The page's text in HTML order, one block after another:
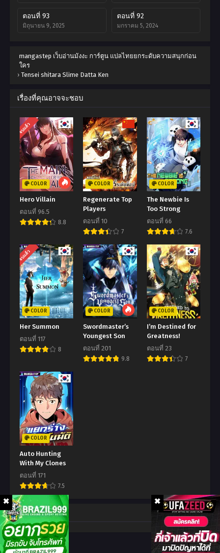
ตอนที่ 93
มิถุนายน 9, 2025
ตอนที่ 92
มกราคม 5, 2024
มกราคม 5, 2024 มกราคม 5, 2024
ตอนที่ 89
ตอนที่ 87.5
มกราคม 5, 2024
ตอนที่ 87
มกราคม 5, 2024
ตอนที่ 86
มกราคม 5, 2024
ตอนที่ 85
มกราคม 5, 2024
ตอนที่ 84
มกราคม 5, 2024
ตอนที่ 83
มกราคม 5, 2024
ตอนที่ 82
มกราคม 5, 2024
ตอนที่ 81
มกราคม 5, 2024
ตอนที่ 80
มกราคม 5, 2024
ตอนที่ 78
มกราคม 5, 2024
ตอนที่ 77
มกราคม 5, 2024
ตอนที่ 76
มกราคม 5, 2024
ตอนที่ 75
มกราคม 5, 2024
ตอนที่ 74
มกราคม 5, 2024
ตอนที่ 73
มกราคม 5, 2024
ตอนที่ 72
มกราคม 5, 2024
ตอนที่ 70.5
มกราคม 5, 2024
ตอนที่ 69
มกราคม 5, 2024
ตอนที่ 67
มกราคม 5, 2024
ตอนที่ 65
มกราคม 5, 2024
ตอนที่ 63
มกราคม 5, 2024
ตอนที่ 61
มกราคม 5, 2024 มกราคม 5, 2024
mangastep เว็บอ่านมังงะ การ์ตูน แปลไทยยกระดับความสนุกก่อน
ใคร
› Tensei shitara Slime Datta Ken
เรื่องที่คุณอาจจะชอบ
จบแล้ว
COLOR
Hero Villain
ตอนที่ 96.5
8.8
COLOR
Regenerate Top
Players
ตอนที่ 10
7
COLOR
The Newbie Is
Too Strong
ตอนที่ 66
7.6
จบแล้ว
COLOR
Her Summon
ตอนที่ 117
8
COLOR
Swordmaster’s
Youngest Son
ตอนที่ 201
9.8
COLOR
I’m Destined for
Greatness!
ตอนที่ 23
7
COLOR
Auto Hunting
With My Clones
ตอนที่ 171
7.5
Comment